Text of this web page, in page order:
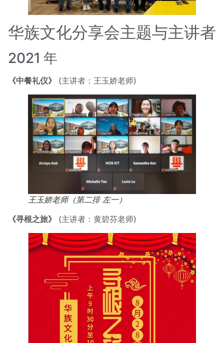
华族文化分享会主题与主讲者
2021 年
《中餐礼仪》 (主讲者：王玉娇老师)
王玉娇老师（第二排 左一）
《寻根之旅》
(主讲者：黄碧芬老师)